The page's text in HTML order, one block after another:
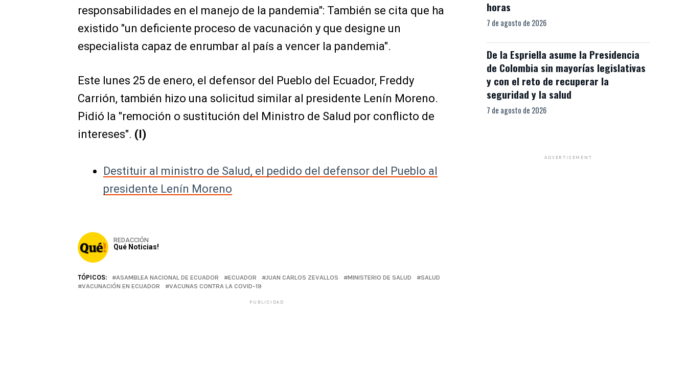
responsabilidades en el manejo de la pandemia": También se cita que ha
existido "un deficiente proceso de vacunación y que designe un
especialista capaz de enrumbar al país a vencer la pandemia".
Este lunes 25 de enero, el defensor del Pueblo del Ecuador, Freddy
Carrión, también hizo una solicitud similar al presidente Lenín Moreno.
Pidió la "remoción o sustitución del Ministro de Salud por conflicto de
intereses". (I)
Destituir al ministro de Salud, el pedido del defensor del Pueblo al
presidente Lenín Moreno
REDACCIÓN
Qué Noticias!
TÓPICOS: ASAMBLEA NACIONAL DE ECUADOR ECUADOR JUAN CARLOS ZEVALLOS MINISTERIO DE SALUD
SALUD
VACUNACIÓN EN ECUADOR
VACUNAS CONTRA LA COVID-19
PUBLICIDAD
horas
7 de agosto de 2026
De la Espriella asume la Presidencia
de Colombia sin mayorías legislativas
y con el reto de recuperar la
seguridad y la salud
7 de agosto de 2026
ADVERTISEMENT